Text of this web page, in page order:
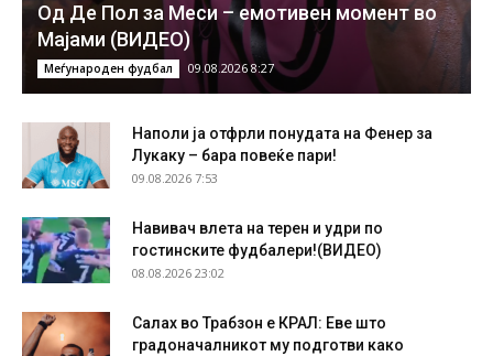
Од Де Пол за Меси – емотивен момент во
Мајами (ВИДЕО)
Меѓународен фудбал 09.08.2026 8:27
Наполи ја отфрли понудата на Фенер за
Лукаку – бара повеќе пари!
09.08.2026 7:53
Навивач влета на терен и удри по
гостинските фудбалери!(ВИДЕО)
08.08.2026 23:02
Салах во Трабзон е КРАЛ: Еве што
градоначалникот му подготви како